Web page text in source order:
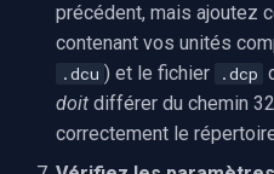
précédent, mais ajoutez
contenant vos unités
.dcu ) et le fichier .dcp
doit différer du chemin
correctement le